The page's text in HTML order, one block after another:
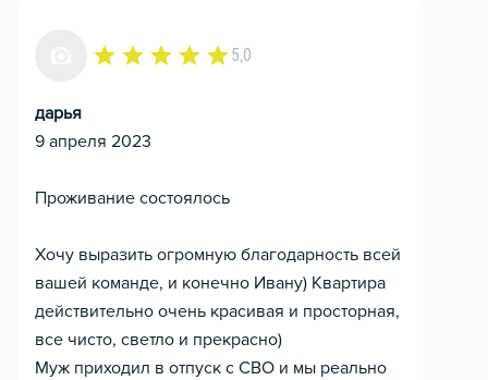
5,0
дарья
9 апреля 2023
Проживание состоялось
Хочу выразить огромную благодарность всей
вашей команде, и конечно Ивану) Квартира
действительно очень красивая и просторная,
все чисто, светло и прекрасно)
Муж приходил в отпуск с СВО и мы реально